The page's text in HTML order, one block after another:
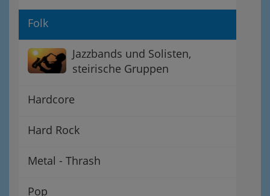
Folk
Jazzbands und Solisten,
steirische Gruppen
Hardcore
Hard Rock
Metal - Thrash
Pop